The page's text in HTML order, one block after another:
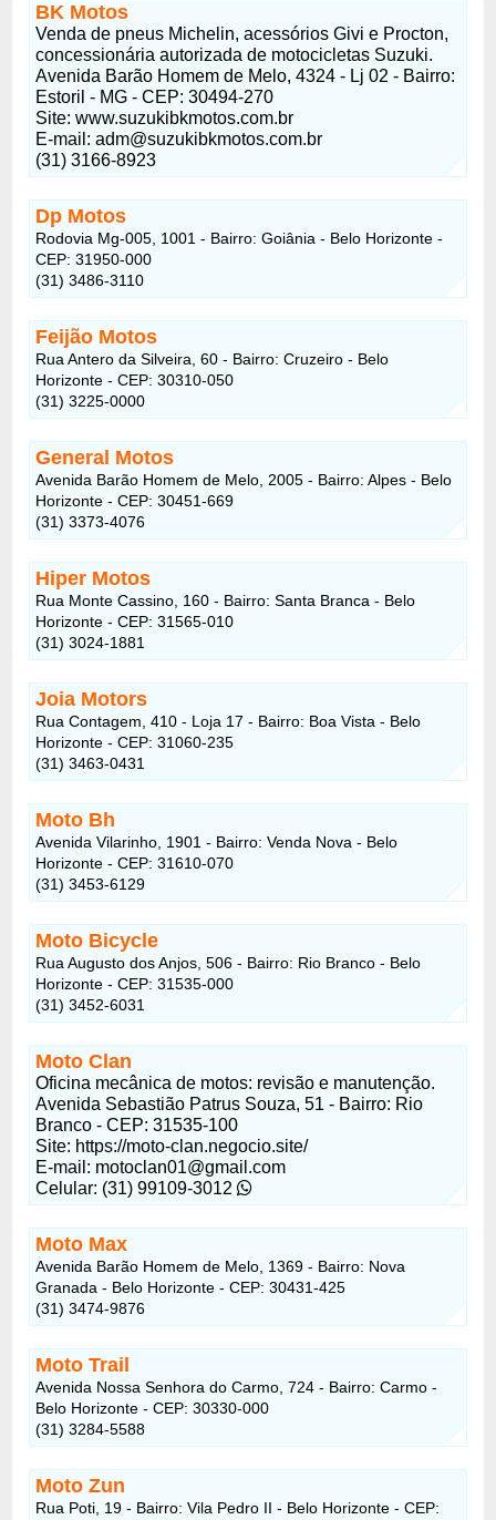
BK Motos
Venda de pneus Michelin, acessórios Givi e Procton,
concessionária autorizada de motocicletas Suzuki.
Avenida Barão Homem de Melo, 4324 - Lj 02 - Bairro:
Estoril - MG - CEP: 30494-270
Site: www.suzukibkmotos.com.br
E-mail:adm@suzukibkmotos.com.br
(31) 3166-8923
Dp Motos
Rodovia Mg-005, 1001 - Bairro: Goiânia - Belo Horizonte -
CEP: 31950-000
(31) 3486-3110
Feijão Motos
Rua Antero da Silveira, 60 - Bairro: Cruzeiro - Belo
Horizonte - CEP: 30310-050
(31) 3225-0000
General Motos
Avenida Barão Homem de Melo, 2005 - Bairro: Alpes - Belo
Horizonte - CEP: 30451-669
(31) 3373-4076
Hiper Motos
Rua Monte Cassino, 160 - Bairro: Santa Branca - Belo
Horizonte - CEP: 31565-010
(31) 3024-1881
Joia Motors
Rua Contagem, 410 - Loja 17 - Bairro: Boa Vista - Belo
Horizonte - CEP: 31060-235
(31) 3463-0431
Moto Bh
Avenida Vilarinho, 1901 - Bairro: Venda Nova - Belo
Horizonte - CEP: 31610-070
(31) 3453-6129
Moto Bicycle
Rua Augusto dos Anjos, 506 - Bairro: Rio Branco - Belo
Horizonte - CEP: 31535-000
(31) 3452-6031
Moto Clan
Oficina mecânica de motos: revisão e manutenção.
Avenida Sebastião Patrus Souza, 51 - Bairro: Rio
Branco - CEP: 31535-100
Site: https://moto-clan.negocio.site/
E-mail: motoclan01@gmail.com
Celular: (31) 99109-3012
Moto Max
Avenida Barão Homem de Melo, 1369 - Bairro: Nova
Granada - Belo Horizonte - CEP: 30431-425
(31) 3474-9876
Moto Trail
Avenida Nossa Senhora do Carmo, 724 - Bairro: Carmo -
Belo Horizonte - CEP: 30330-000
(31) 3284-5588
Moto Zun
Rua Poti, 19 - Bairro: Vila Pedro II - Belo Horizonte - CEP: